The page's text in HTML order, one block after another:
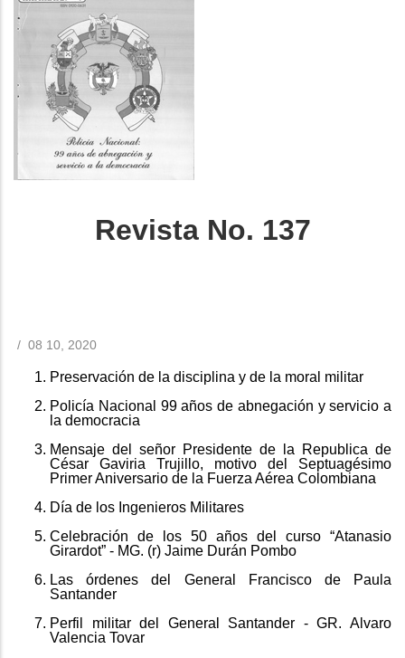
Revista No. 137
/ 08 10, 2020
Preservación de la disciplina y de la moral militar
Policía Nacional 99 años de abnegación y servicio a
la democracia
Mensaje del señor Presidente de la Republica de
César Gaviria Trujillo, motivo del Septuagésimo
Primer Aniversario de la Fuerza Aérea Colombiana
Día de los Ingenieros Militares
Celebración de los 50 años del curso “Atanasio
Girardot” - MG. (r) Jaime Durán Pombo
Las órdenes del General Francisco de Paula
Santander
Perfil militar del General Santander - GR. Alvaro
Valencia Tovar